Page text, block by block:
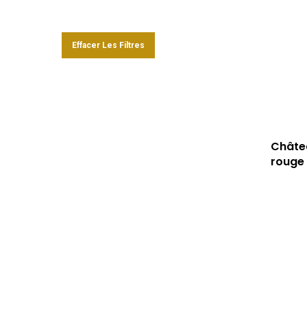
Effacer Les Filtres
rouge